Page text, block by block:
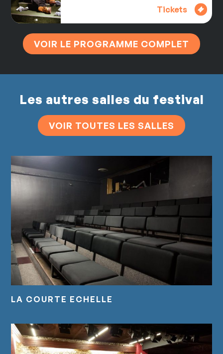
Tickets
VOIR LE PROGRAMME COMPLET
Les autres salles du festival
VOIR TOUTES LES SALLES
LA COURTE ECHELLE